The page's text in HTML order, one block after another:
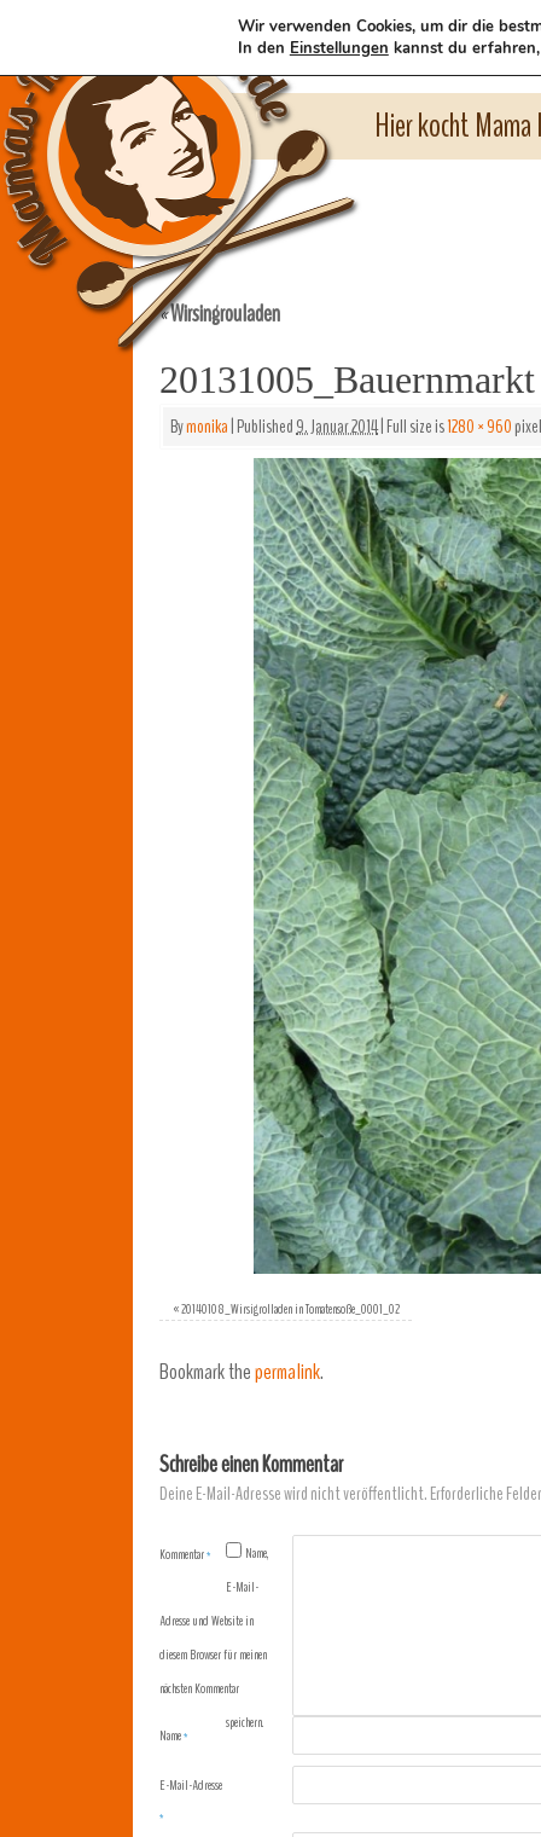
Hier kocht
«Wirsingrouladen
Bymonika|Published9. Januar 2014|Full size is1280 × 960
«20140108_Wirsigrolladen in Tomatensoße_0001_02
Bookmark thepermalink.
Schreibe einen Kommentar
Deine E-Mail-Adresse wird nicht veröffentlicht.Erforderliche
Kommentar*
Name*
E-Mail-Adresse
*
Name,
E-Mail-
Adresse und Website in
diesem Browser für meinen
nächsten Kommentar
speichern.
Wir verwenden Cookies, um dir die
In den Einstellungen kannst du